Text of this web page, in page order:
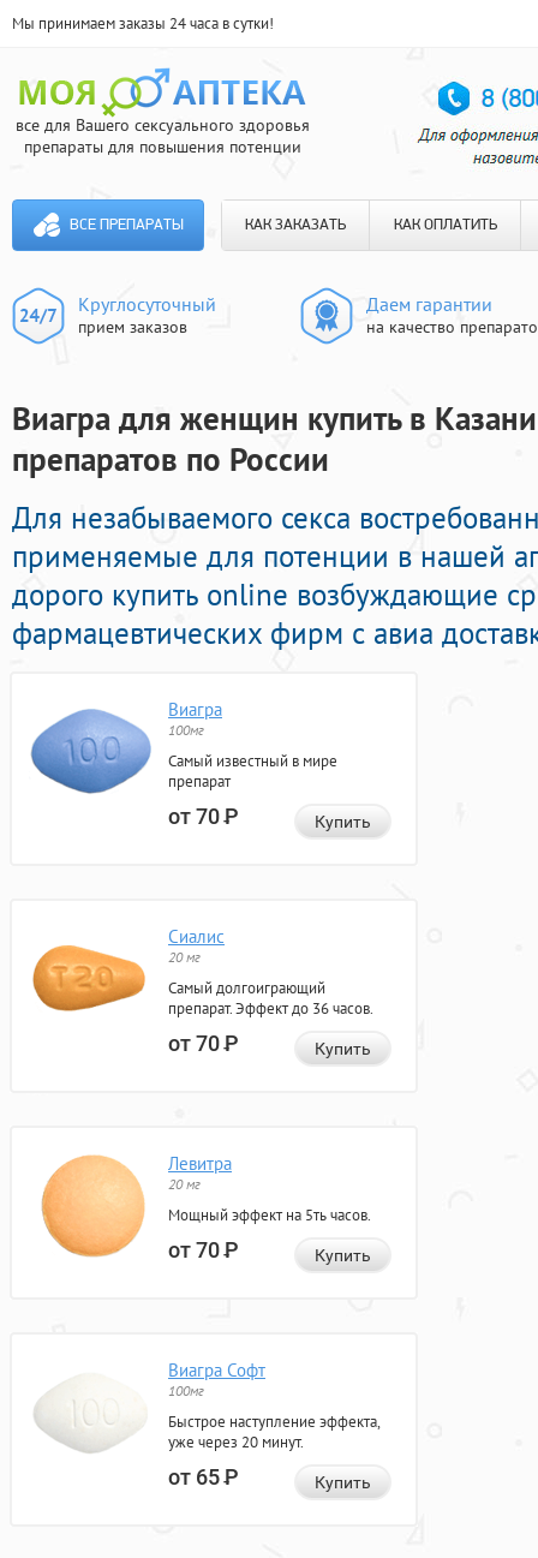
Мы принимаем заказы 24 часа в сутки!
все для Вашего сексуального здоровья
препараты для повышения потенции
ВСЕ ПРЕПАРАТЫ КАК ЗАКАЗАТЬ КАК ОПЛАТИТЬ
Круглосуточный
прием заказов
Даем гарантии
на качество
Виагра для женщин купить в
препаратов по России
Для незабываемого секса
применяемые для потенции в нашей
дорого купить online возбуждающие
фармацевтических фирм с авиа
Виагра
100мг
Самый известный в мире
препарат
от 70Р Купить
Сиалис
20 мг
Самый долгоиграющий
препарат. Эффект до 36 часов.
от 70Р Купить
Левитра
20 мг
Мощный эффект на 5ть часов.
от 70Р Купить
Виагра Софт
100мг
Быстрое наступление эффекта,
уже через 20 минут.
от 65Р Купить